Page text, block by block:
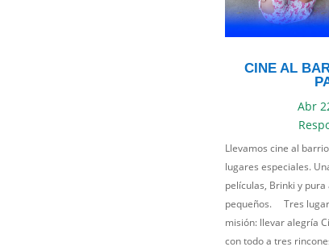
CINE AL
Abr
Llevamos cine al
lugares especiales.
películas, Brinki y
pequeños. Tres
misión: llevar alegría
con todo a tres